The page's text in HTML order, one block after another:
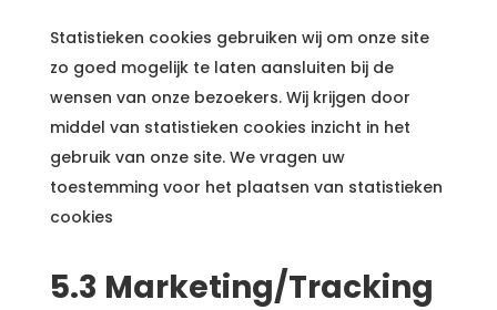
Statistieken cookies gebruiken wij om onze site
zo goed mogelijk te laten aansluiten bij de
wensen van onze bezoekers. Wij krijgen door
middel van statistieken cookies inzicht in het
gebruik van onze site. We vragen uw
toestemming voor het plaatsen van statistieken
cookies
5.3 Marketing/Tracking